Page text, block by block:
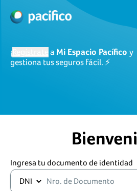
¡ a Mi Espacio Pacífico y
gestiona tus seguros fácil. ⚡
Ingresa tu documento de identidad